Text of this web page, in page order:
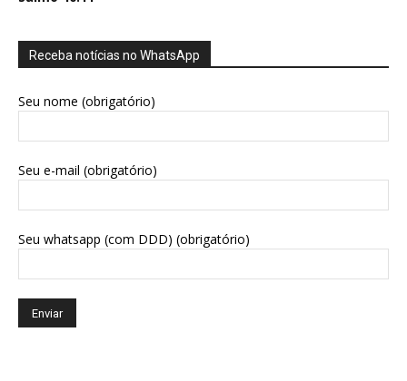
Receba notícias no WhatsApp
Seu nome (obrigatório)
Seu e-mail (obrigatório)
Seu whatsapp (com DDD) (obrigatório)